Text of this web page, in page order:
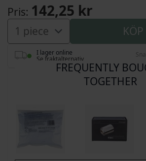
Pris 142,25 kr
I lager online
Se fraktalternativ
FREQUENTLY
TOGETHER